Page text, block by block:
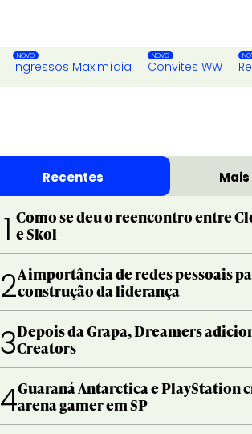
Ingressos Maximídia Convites WW
Recentes
1 Como se deu o reencontro entre
e Skol
2A importância de redes pessoais
construção da liderança
3Depois da Grapa, Dreamers
Creators
4Guaraná Antarctica e PlayStation
arena gamer em SP